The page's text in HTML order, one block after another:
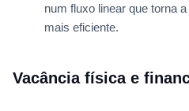
num fluxo linear que torna
mais eficiente.
Vacância física e